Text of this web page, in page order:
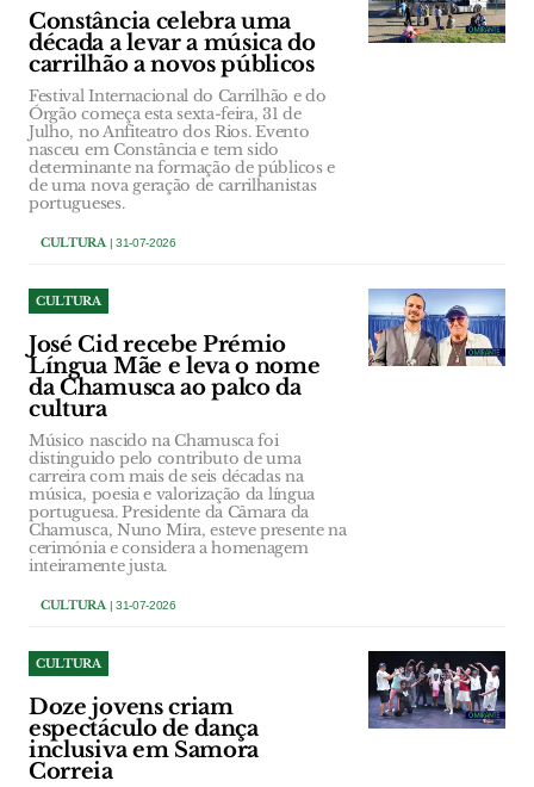
Constância celebra uma
década a levar a música do
carrilhão a novos públicos
Festival Internacional do Carrilhão e do
Órgão começa esta sexta-feira, 31 de
Julho, no Anfiteatro dos Rios. Evento
nasceu em Constância e tem sido
determinante na formação de públicos e
de uma nova geração de carrilhanistas
portugueses.
CULTURA| 31-07-2026
CULTURA
José Cid recebe Prémio
Língua Mãe e leva o nome
da Chamusca ao palco da
cultura
Músico nascido na Chamusca foi
distinguido pelo contributo de uma
carreira com mais de seis décadas na
música, poesia e valorização da língua
portuguesa. Presidente da Câmara da
Chamusca, Nuno Mira, esteve presente na
cerimónia e considera a homenagem
inteiramente justa.
CULTURA| 31-07-2026
CULTURA
Doze jovens criam
espectáculo de dança
inclusiva em Samora
Correia